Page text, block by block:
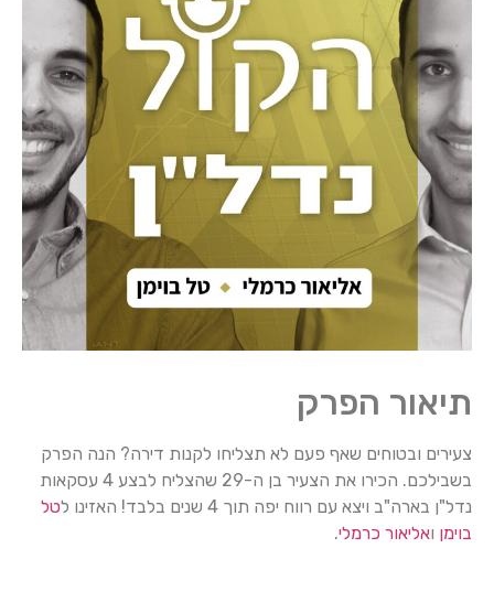
תיאור הפרק
צעירים ובטוחים שאף פעם לא תצליחו לקנות דירה? הנה הפרק
בשבילכם. הכירו את הצעיר בן ה-29 שהצליח לבצע 4 עסקאות
נדל"ן בארה"ב ויצא עם רווח יפה תוך 4 שנים בלבד! האזינו ל
טל
בוימן ואליאור כרמלי.